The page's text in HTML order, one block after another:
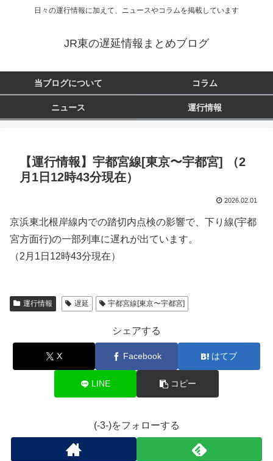
日々の運行情報に加えて、ニュースやコラムを掲載しています
JR東の遅延情報まとめブログ
当ブログについて コラム
ニュース 運行情報
【運行情報】宇都宮線[東京〜宇都宮] （2
月1日12時43分現在）
2026.02.01
京浜東北根岸線内での踏切内点検の影響で、下り線(宇都
宮方面行)の一部列車に遅れが出ています。
（2月1日12時43分現在）
運行情報 遅延 宇都宮線[東京〜宇都宮]
シェアする
X Facebook はてブ
LINE コピー
(-3-)をフォローする